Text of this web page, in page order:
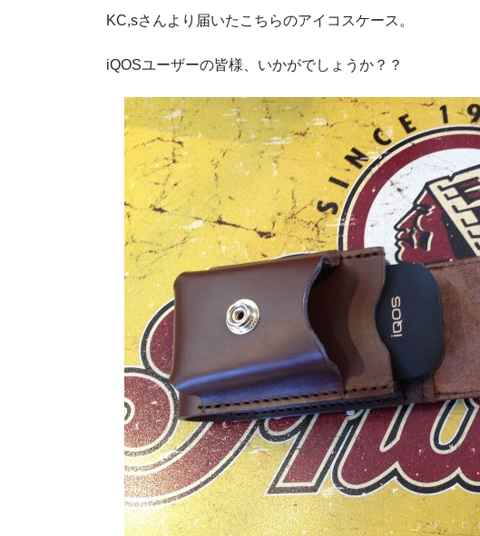
KC,sさんより届いたこちらのアイコスケース。
iQOSユーザーの皆様、いかがでしょうか？？